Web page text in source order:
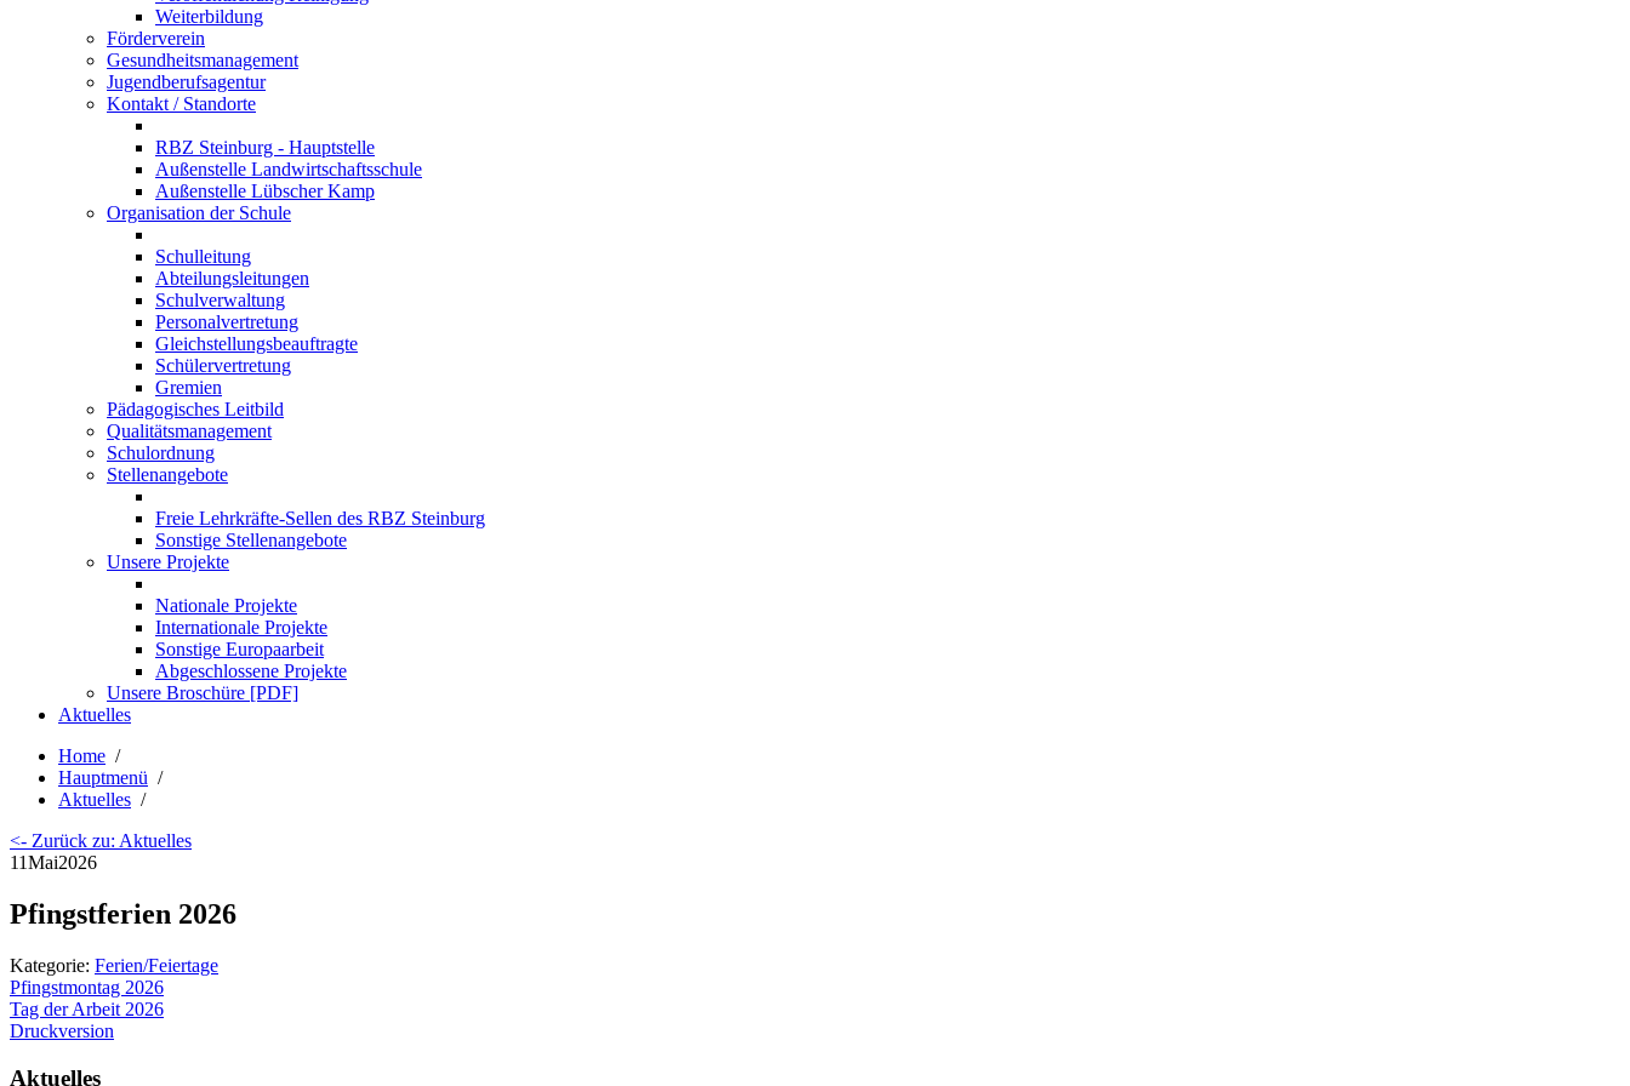
Weiterbildung
Förderverein
Gesundheitsmanagement
Jugendberufsagentur
Kontakt / Standorte
RBZ Steinburg - Hauptstelle
Außenstelle Landwirtschaftsschule
Außenstelle Lübscher Kamp
Organisation der Schule
Schulleitung
Abteilungsleitungen
Schulverwaltung
Personalvertretung
Gleichstellungsbeauftragte
Schülervertretung
Gremien
Pädagogisches Leitbild
Qualitätsmanagement
Schulordnung
Stellenangebote
Freie Lehrkräfte-Sellen des RBZ Steinburg
Sonstige Stellenangebote
Unsere Projekte
Nationale Projekte
Internationale Projekte
Sonstige Europaarbeit
Abgeschlossene Projekte
Unsere Broschüre [PDF]
Aktuelles
Home /
Hauptmenü /
Aktuelles /
<- Zurück zu: Aktuelles
11Mai2026
Pfingstferien 2026
Kategorie: Ferien/Feiertage
Pfingstmontag 2026
Tag der Arbeit 2026
Druckversion
Aktuelles